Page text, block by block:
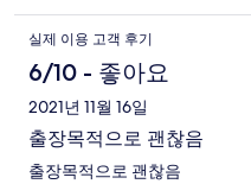
실제 이용 고객 후기
6/10 - 좋아요
2021년 11월 16일
출장목적으로 괜찮음
출장목적으로 괜찮음